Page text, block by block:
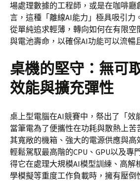
場處理數據的工程師，或是在咖啡廳
言，這種「離線AI能力」極具吸引力
從單純追求輕薄，轉向如何在有限空
與電池壽命，以確保AI功能可以流暢
桌機的堅守：無可
效能與擴充彈性
桌上型電腦在AI競賽中，祭出了「效
當筆電為了便攜性在功耗與散熱上苦
其寬敞的機箱、強大的電源供應與高
輕鬆駕馭最高階的CPU、GPU以及專
得它在處理大規模AI模型訓練、高解
學模擬等重度工作負載時，擁有壓倒